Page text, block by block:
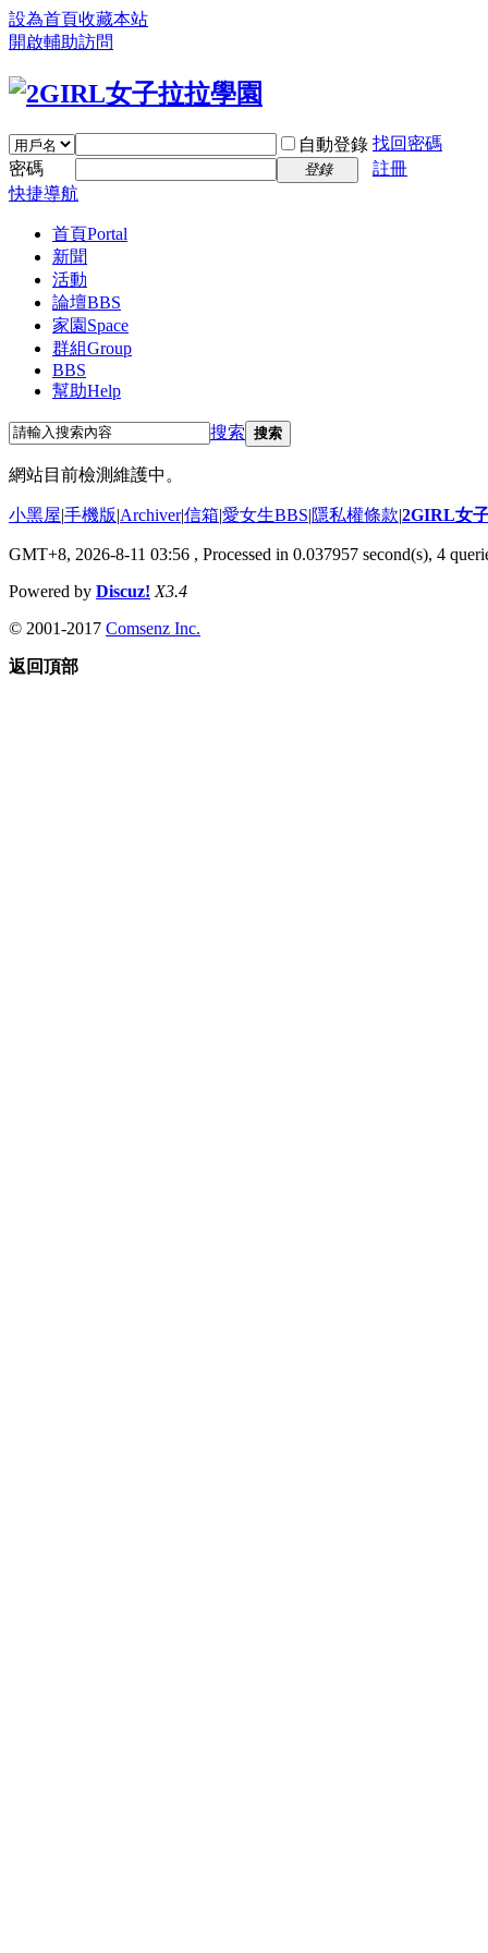
設為首頁收藏本站
開啟輔助訪問
自動登錄 找回密碼
密碼
登錄
註冊
快捷導航
首頁Portal
新聞
活動
論壇BBS
家園 Space
群組Group
BBS
幫助Help
搜索 搜索
網站目前檢測維護中。
小黑屋|手機版|Archiver|信箱|愛女生BBS|隱私權條款|2GIRL女
GMT+8, 2026-8-11 03:56 , Processed in 0.037957 second(s), 4
Powered by Discuz! X3.4
© 2001-2017 Comsenz Inc.
返回頂部